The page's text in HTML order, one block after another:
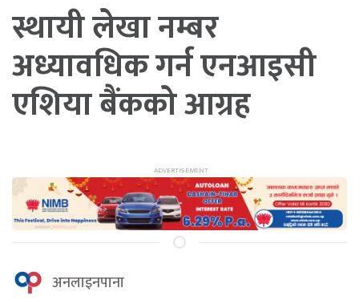
स्थायी लेखा नम्बर
अध्यावधिक गर्न एनआइसी
एशिया बैंकको आग्रह
अनलाइनपाना